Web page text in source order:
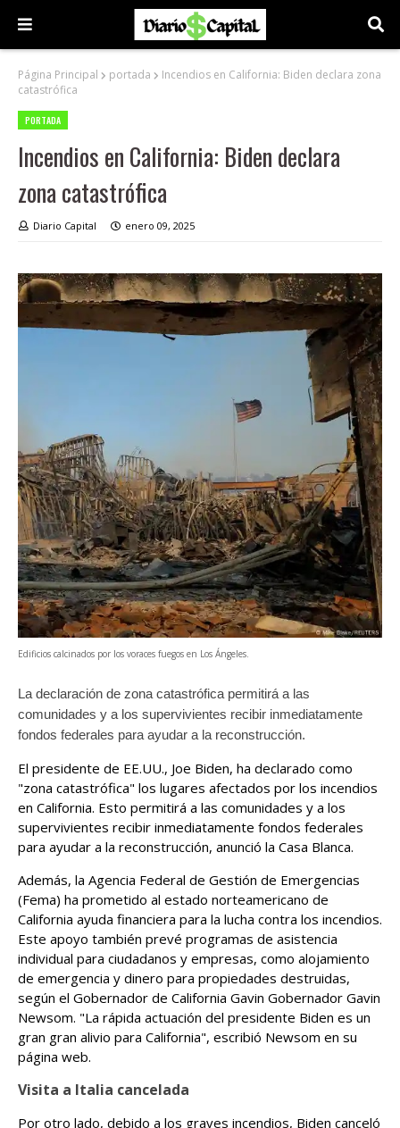
Página Principal portada
Incendios en California: Biden declara zona
catastrófica
PORTADA
Incendios en California: Biden declara
zona catastrófica
Diario Capital enero 09, 2025
Edificios calcinados por los voraces fuegos en Los Ángeles.
La declaración de zona catastrófica permitirá a las
comunidades y a los supervivientes recibir inmediatamente
fondos federales para ayudar a la reconstrucción.
El presidente de EE.UU., Joe Biden, ha declarado como
"zona catastrófica" los lugares afectados por los incendios
en California. Esto permitirá a las comunidades y a los
supervivientes recibir inmediatamente fondos federales
para ayudar a la reconstrucción, anunció la Casa Blanca.
Además, la Agencia Federal de Gestión de Emergencias
(Fema) ha prometido al estado norteamericano de
California ayuda financiera para la lucha contra los incendios.
Este apoyo también prevé programas de asistencia
individual para ciudadanos y empresas, como alojamiento
de emergencia y dinero para propiedades destruidas,
según el Gobernador de California Gavin Gobernador Gavin
Newsom. "La rápida actuación del presidente Biden es un
gran gran alivio para California", escribió Newsom en su
página web.
Visita a Italia cancelada
Por otro lado, debido a los graves incendios, Biden canceló